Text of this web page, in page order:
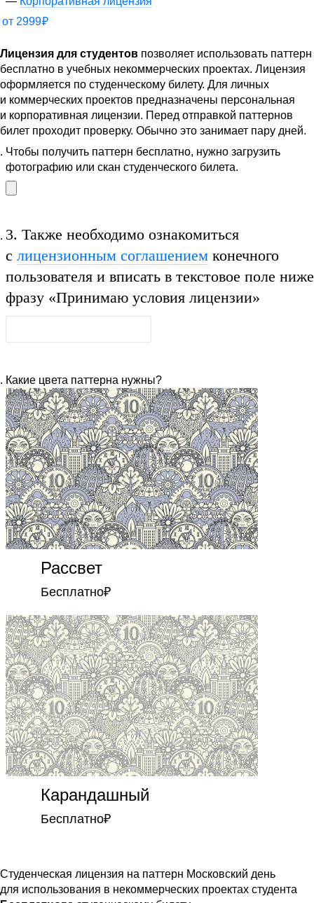
от 2999₽
Лицензия для студентов позволяет использовать паттерн
бесплатно в учебных некоммерческих проектах. Лицензия
оформляется по студенческому билету. Для личных
и коммерческих проектов предназначены персональная
и корпоративная лицензии. Перед отправкой паттернов
билет проходит проверку. Обычно это занимает пару дней.
Чтобы получить паттерн бесплатно, нужно загрузить
фотографию или скан студенческого билета.
3. Также необходимо ознакомиться
с лицензионным соглашением конечного
пользователя и вписать в текстовое поле ниже
фразу «Принимаю условия лицензии»
Какие цвета паттерна нужны?
Рассвет
Бесплатно₽
Карандашный
Бесплатно₽
Студенческая лицензия на паттерн Московский день
для использования в некоммерческих проектах студента